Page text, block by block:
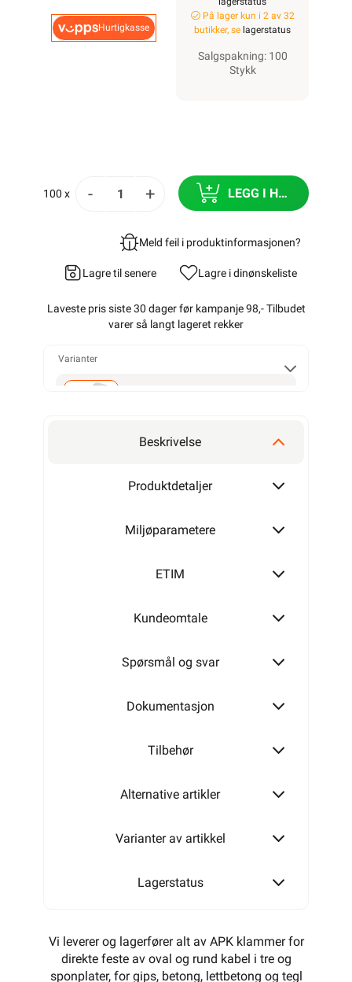
Hurtigkasse
På lager kun i 2 av 32
butikker, se lagerstatus
Salgspakning: 100
Stykk
100 x - + LEGG I HANDLEKURV
Meld feil i produktinformasjonen?
Lagre til senere Lagre i dinønskeliste
Laveste pris siste 30 dager før kampanje 98,- Tilbudet
varer så langt lageret rekker
Varianter
36 ISH
47 ISH
Beskrivelse
Produktdetaljer
Miljøparametere
ETIM
Kundeomtale
Spørsmål og svar
Dokumentasjon
Tilbehør
Alternative artikler
Varianter av artikkel
Lagerstatus
Vi leverer og lagerfører alt av APK klammer for
direkte feste av oval og rund kabel i tre og
sponplater, for gips, betong, lettbetong og tegl